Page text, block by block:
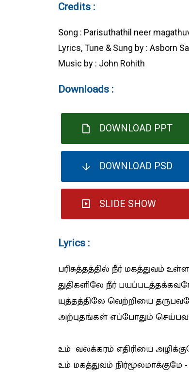
Credits :
Song : Parisuthathil neer
Lyrics, Tune & Sung by : Asborn
Music by : John Rohith
Downloads :
DOWNLOAD PPT
DOWNLOAD PSD
SLIDE SHOW
Lyrics :
பரிசுத்தத்தில் நீர் மகத்துவம்
துதிகளிலே நீர்
யுத்தத்திலே வெற்றியை
அற்புதங்கள் எப்போதும்
உம் வலக்கரம் எதிரியை
உம் மகத்துவம் நிர்மூலமாக்குமே -